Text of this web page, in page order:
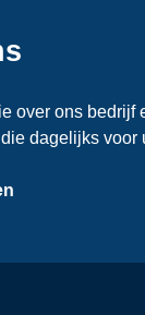
over ons bedrijf
dagelijks voor